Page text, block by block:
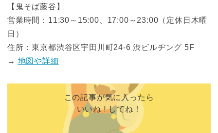
【鬼そば藤谷】
営業時間：11:30～15:00、17:00～23:00（定休日木曜
日）
住所：東京都渋谷区宇田川町24-6 渋ビルヂング 5F
→ 地図や詳細
この記事が気に入ったら
いいね ! してね！